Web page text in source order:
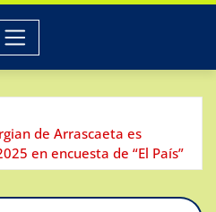
de Arrascaeta es
en encuesta de “El País”